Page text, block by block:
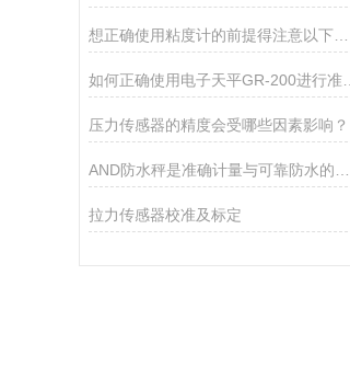
想正确使用粘度计的前提得注意以下几点
如何正确使用电子天平GR-200进行准确测量？
压力传感器的精度会受哪些因素影响？
拉力传感器校准及标定